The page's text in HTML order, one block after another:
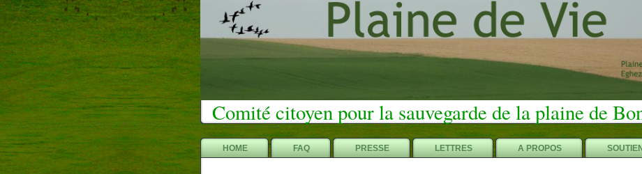
Comité citoyen pour la sauvegarde de la plaine de
HOME FAQ PRESSE LETTRES A PROPOS SOUTIEN